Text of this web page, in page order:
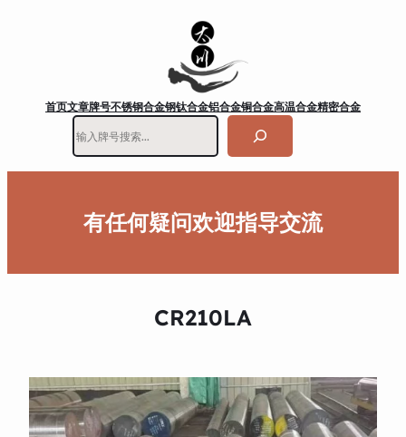
首页文章牌号不锈钢合金钢钛合金铝合金铜合金高温合金精密合金
有任何疑问欢迎指导交流
CR210LA